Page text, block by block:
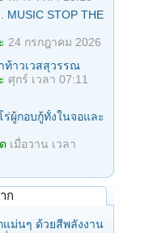
MUSIC STOP THE
24 กรกฎาคม 2026
ท้าวเวสสุวรรณ
ศุกร์ เวลา 07:11
ผู้กอบกู้ทั้งในจอและ
เมื่อวาน เวลา
ก
แม่นๆ ด้วยสีพลังงาน